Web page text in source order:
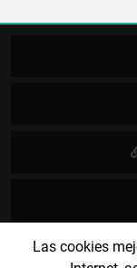
Las cookies